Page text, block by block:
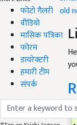
फोटो गैलरी
वीडियो
मासिक पत्रिका
फोरम
डायरेक्टरी
हमारी टीम
संपर्क